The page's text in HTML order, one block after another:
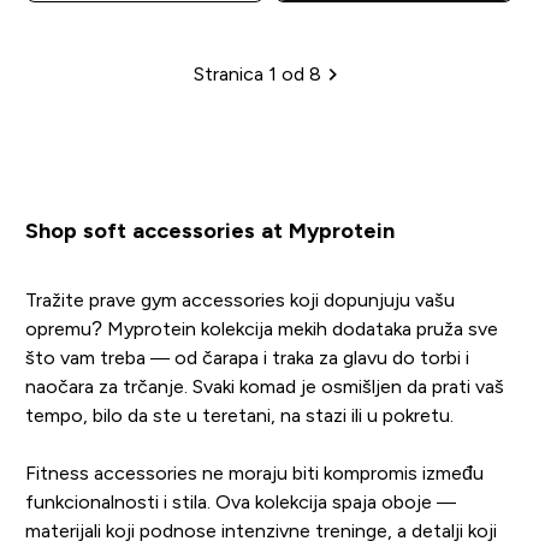
Paginacija
Stranica 1 od 8
Shop soft accessories at Myprotein
Tražite prave gym accessories koji dopunjuju vašu
opremu? Myprotein kolekcija mekih dodataka pruža sve
što vam treba — od čarapa i traka za glavu do torbi i
naočara za trčanje. Svaki komad je osmišljen da prati vaš
tempo, bilo da ste u teretani, na stazi ili u pokretu.
Fitness accessories ne moraju biti kompromis između
funkcionalnosti i stila. Ova kolekcija spaja oboje —
materijali koji podnose intenzivne treninge, a detalji koji